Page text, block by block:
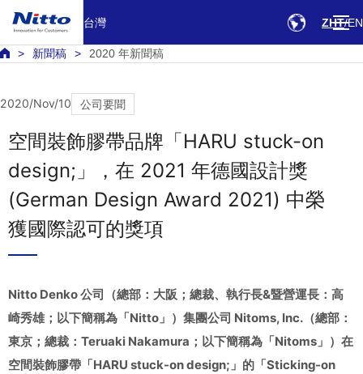
台灣 ZHT EN
新聞稿 2020 年新聞稿
2020/Nov/10 公司要聞
空間裝飾膠帶品牌「HARU stuck-on
design;」，在 2021 年德國設計獎
(German Design Award 2021) 中榮
獲國際認可的獎項
Nitto Denko 公司（總部：大阪；總裁、執行長&暨營運長：高
崎秀雄；以下簡稱為「Nitto」）集團公司 Nitoms, Inc.（總部：
東京；總裁：Teruaki Nakamura；以下簡稱為「Nitoms」）在
空間裝飾膠帶「HARU stuck-on design;」的「Sticking-on